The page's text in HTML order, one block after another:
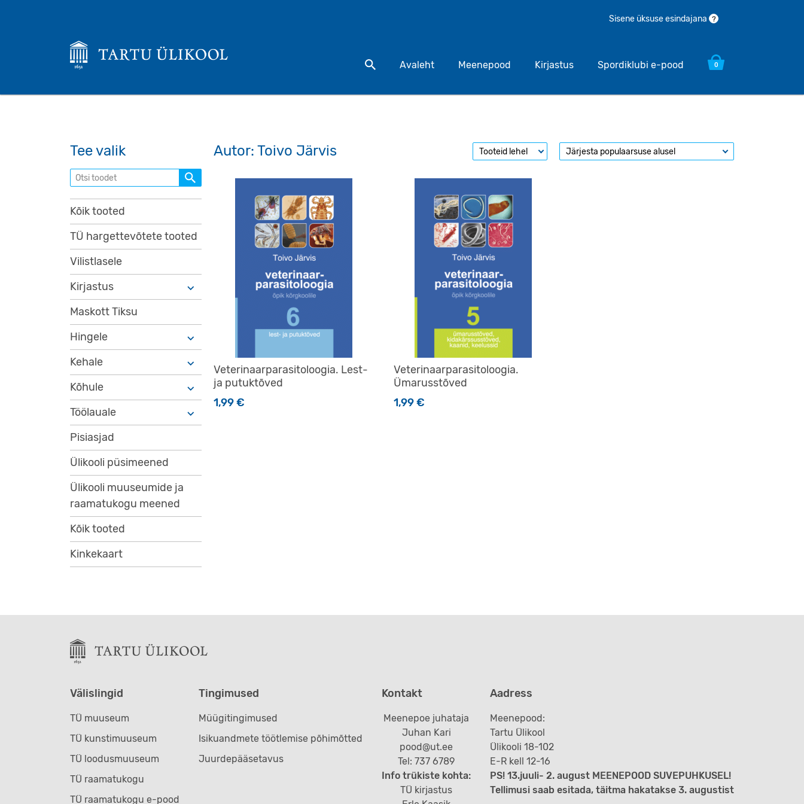
Sisene üksuse esindajana ?
Otsi toodetAvaleht Meenepood Kirjastus Spordiklubi e-pood 0
Tee valik
Otsi toodet
Kõik tooted
TÜ hargettevõtete tooted
Vilistlasele
Kirjastus
Maskott Tiksu
Hingele
Kehale
Kõhule
Töölauale
Pisiasjad
Ülikooli püsimeened
Ülikooli muuseumide ja
raamatukogu meened
Kõik tooted
Kinkekaart
Autor: Toivo Järvis
Veterinaarparasitoloogia. Lest-
ja putuktõved
1,99€
Veterinaarparasitoloogia.
Ümarusstõved
1,99€
Välislingid
TÜ muuseum
TÜ kunstimuuseum
TÜ loodusmuuseum
TÜ raamatukogu
TÜ raamatukogu e-pood
Tingimused
Müügitingimused
Isikuandmete töötlemise põhimõtted
Juurdepääsetavus
Kontakt
Meenepoe juhataja
Juhan Kari
pood@ut.ee
Tel: 737 6789
Info trükiste kohta:
TÜ kirjastus
Aadress
Meenepood:
Tartu Ülikool
Ülikooli 18-102
E-R kell 12-16
PS! 13.juuli- 2. august MEENEPOOD SUVEPUHKUSEL!
Tellimusi saab esitada, täitma hakatakse 3. augustist